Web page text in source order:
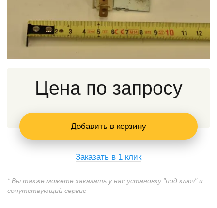
Цена по запросу
Добавить в корзину
Заказать в 1 клик
* Вы также можете заказать у нас установку "под ключ" и
сопутствующий сервис